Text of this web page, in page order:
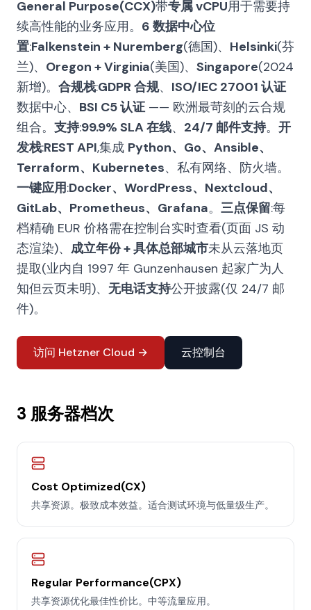
General Purpose(CCX)带专属 vCPU用于需要持
续高性能的业务应用。 6 数据中心位
置:Falkenstein + Nuremberg(德国)、 Helsinki(芬
兰)、 Oregon + Virginia(美国)、 Singapore(2024
新增)。 合规栈:GDPR 合规、 ISO/IEC 27001 认证
数据中心、 BSI C5 认证—— 欧洲最苛刻的云合规
组合。 支持:99.9% SLA 在线、 24/7 邮件支持。 开
发栈:REST API,集成 Python、Go、Ansible、
Terraform、Kubernetes、私有网络、防火墙。
一键应用:Docker、WordPress、Nextcloud、
GitLab、Prometheus、Grafana。 三点保留:每
档精确 EUR 价格需在控制台实时查看(页面 JS 动
态渲染)、 成立年份 + 具体总部城市未从云落地页
提取(业内自 1997 年 Gunzenhausen 起家广为人
知但云页未明)、 无电话支持公开披露(仅 24/7 邮
件)。
访问 Hetzner Cloud → 云控制台
3 服务器档次
Cost Optimized(CX)
共享资源。极致成本效益。适合测试环境与低量级生产。
Regular Performance(CPX)
共享资源优化最佳性价比。中等流量应用。